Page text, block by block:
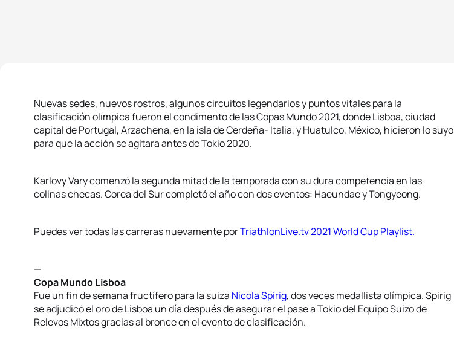
Nuevas sedes, nuevos rostros, algunos circuitos legendarios y puntos vitales para la
clasificación olímpica fueron el condimento de las Copas Mundo 2021, donde Lisboa, ciudad
capital de Portugal, Arzachena, en la isla de Cerdeña- Italia, y Huatulco, México, hicieron lo suyo
para que la acción se agitara antes de Tokio 2020.
Karlovy Vary comenzó la segunda mitad de la temporada con su dura competencia en las
colinas checas. Corea del Sur completó el año con dos eventos: Haeundae y Tongyeong.
Puedes ver todas las carreras nuevamente porTriathlonLive.tv 2021 World Cup Playlist.
—
Copa Mundo Lisboa
Fue un fin de semana fructífero para la suiza Nicola Spirig, dos veces medallista olímpica. Spirig
se adjudicó el oro de Lisboa un día después de asegurar el pase a Tokio del Equipo Suizo de
Relevos Mixtos gracias al bronce en el evento de clasificación.